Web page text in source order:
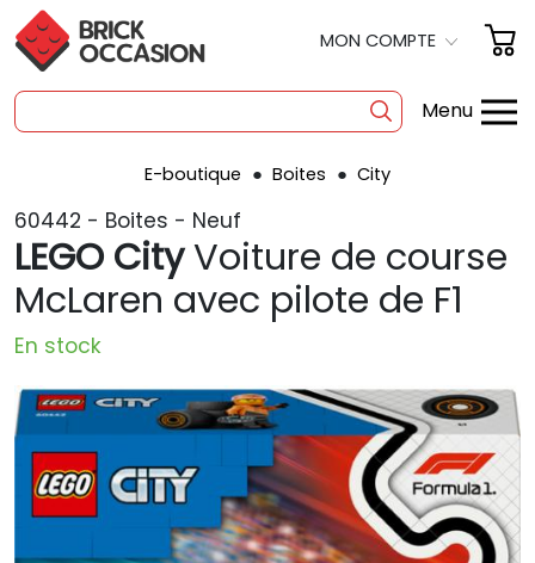
MON COMPTE
Menu
SHOP
BOITES
À LA PIÈCE
PRODUITS DÉRIVÉS
A PROPOS
ACTUALITÉS
E-boutique Boites City
60442 - Boites - Neuf
LEGO CityVoiture de course
McLaren avec pilote de F1
En stock